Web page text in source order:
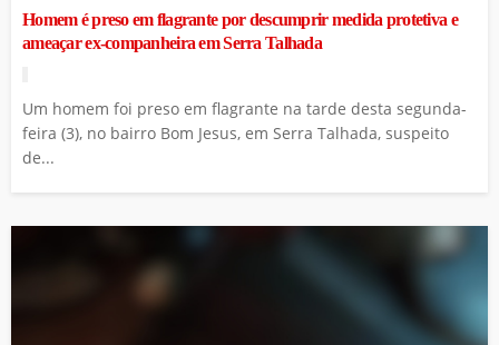
Homem é preso em flagrante por descumprir medida protetiva e
ameaçar ex-companheira em Serra Talhada
Um homem foi preso em flagrante na tarde desta segunda-
feira (3), no bairro Bom Jesus, em Serra Talhada, suspeito
de...